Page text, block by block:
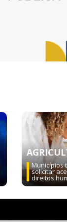
Municípios
solicitar
direitos